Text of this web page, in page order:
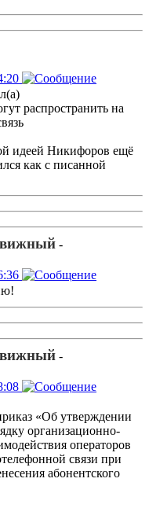
распространить на
идеей Никифоров ещё
как с писанной
-
-
«Об утверждении
организационно-
операторов
связи при
абонентского